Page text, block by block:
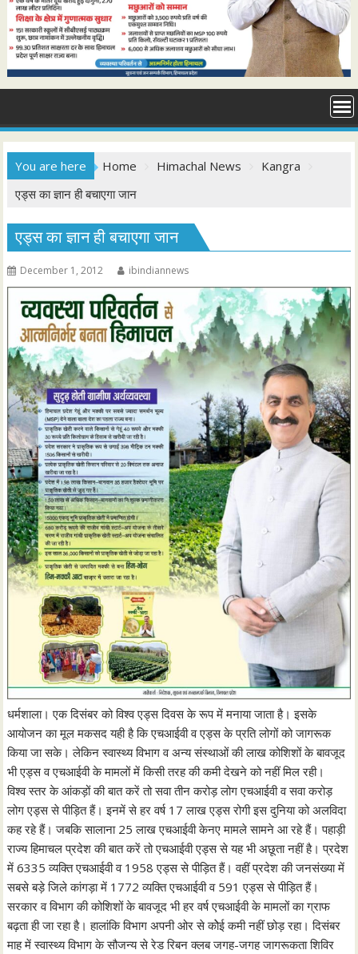
You are here Home Himachal News
Kangra
एड्स का ज्ञान ही बचाएगा जान
एड्स का ज्ञान ही बचाएगा जान
December 1, 2012 ibindiannews
धर्मशाला। एक दिसंबर को विश्व एड्स दिवस के रूप में मनाया जाता है। इसके
आयोजन का मूल मकसद यही है कि एचआईवी व एड्स के प्रति लोगों को जागरूक
किया जा सके। लेकिन स्वास्थ्य विभाग व अन्य संस्थाओं की लाख कोशिशों के बावजूद
भी एड्स व एचआईवी के मामलों में किसी तरह की कमी देखने को नहीं मिल रही।
विश्व स्तर के आंकड़ों की बात करें तो सवा तीन करोड़ लोग एचआईवी व सवा करोड़
लोग एड्स से पीड़ित हैं। इनमें से हर वर्ष 17 लाख एड्स रोगी इस दुनिया को अलविदा
कह रहे हैं। जबकि सालाना 25 लाख एचआईवी केनए मामले सामने आ रहे हैं। पहाड़ी
राज्य हिमाचल प्रदेश की बात करें तो एचआईवी एड्स से यह भी अछूता नहीं है। प्रदेश
में 6335 व्यक्ति एचआईवी व 1958 एड्स से पीड़ित हैं। वहीं प्रदेश की जनसंख्या में
सबसे बड़े जिले कांगड़ा में 1772 व्यक्ति एचआईवी व 591 एड्स से पीड़ित हैं।
सरकार व विभाग की कोशिशों के बावजूद भी हर वर्ष एचआईवी के मामलों का ग्राफ
बढ़ता ही जा रहा है। हालांकि विभाग अपनी ओर से कोेई कमी नहीं छोड़ रहा। दिसंबर
माह में स्वास्थ्य विभाग के सौजन्य से रेड रिबन क्लब जगह-जगह जागरूकता शिविर